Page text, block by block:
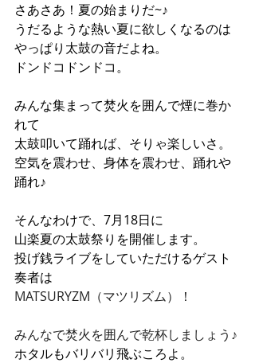
さあさあ！夏の始まりだ~♪
うだるような熱い夏に欲しくなるのは
やっぱり太鼓の音だよね。
ドンドコドンドコ。
みんな集まって焚火を囲んで煙に巻か
れて
太鼓叩いて踊れば、そりゃ楽しいさ。
空気を震わせ、身体を震わせ、踊れや
踊れ♪
そんなわけで、7月18日に
山楽夏の太鼓祭りを開催します。
投げ銭ライブをしていただけるゲスト
奏者は
MATSURYZM（マツリズム）！
みんなで焚火を囲んで乾杯しましょう♪
ホタルもバリバリ飛ぶころよ。